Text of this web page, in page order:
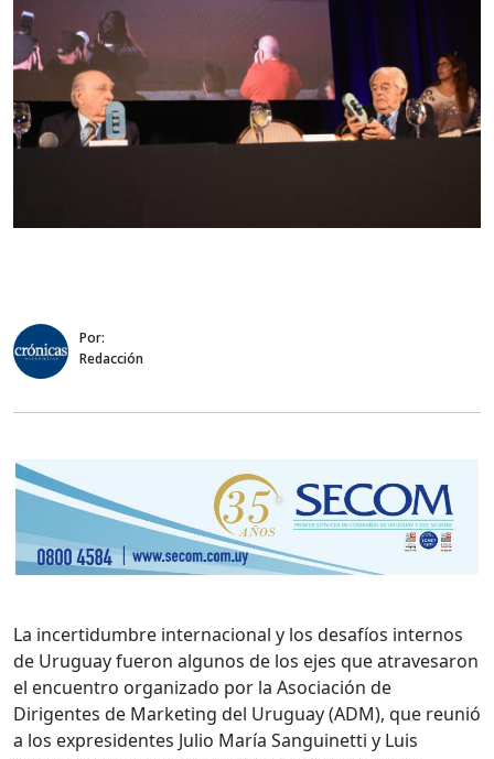
Por:
Redacción
La incertidumbre internacional y los desafíos internos
de Uruguay fueron algunos de los ejes que atravesaron
el encuentro organizado por la Asociación de
Dirigentes de Marketing del Uruguay (ADM), que reunió
a los expresidentes Julio María Sanguinetti y Luis